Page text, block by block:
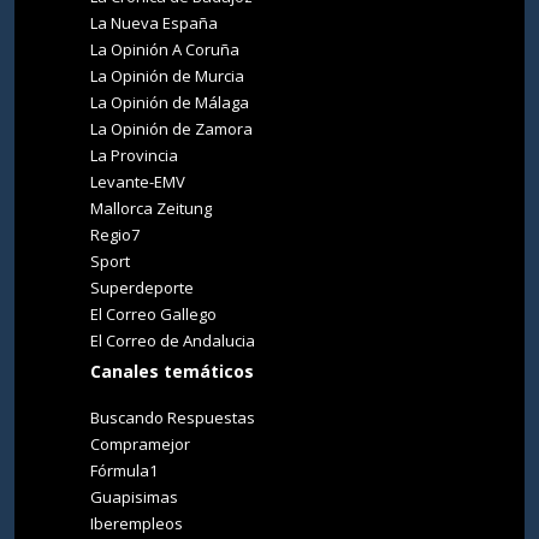
La Nueva España
La Opinión A Coruña
La Opinión de Murcia
La Opinión de Málaga
La Opinión de Zamora
La Provincia
Levante-EMV
Mallorca Zeitung
Regio7
Sport
Superdeporte
El Correo Gallego
El Correo de Andalucia
Canales temáticos
Buscando Respuestas
Compramejor
Fórmula1
Guapisimas
Iberempleos